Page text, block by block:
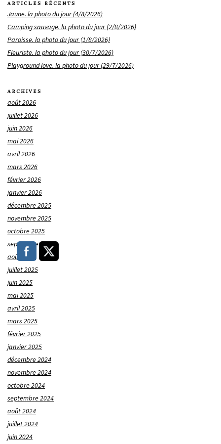
ARTICLES RÉCENTS
Jaune. la photo du jour (4/8/2026)
Camping sauvage. la photo du jour (2/8/2026)
Paroisse. la photo du jour (1/8/2026)
Fleuriste. la photo du jour (30/7/2026)
Playground love. la photo du jour (29/7/2026)
ARCHIVES
août 2026
juillet 2026
juin 2026
mai 2026
avril 2026
mars 2026
février 2026
janvier 2026
décembre 2025
novembre 2025
octobre 2025
septembre 2025
août 2025
juillet 2025
juin 2025
mai 2025
avril 2025
mars 2025
février 2025
janvier 2025
décembre 2024
novembre 2024
octobre 2024
septembre 2024
août 2024
juillet 2024
juin 2024